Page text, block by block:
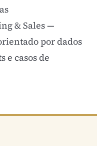
& Sales—
por dados
e casos de